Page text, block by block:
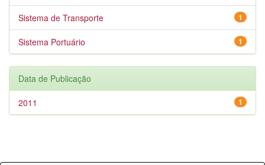
1
Sistema de Transporte
1
Sistema Portuário
Data de Publicação
1
2011